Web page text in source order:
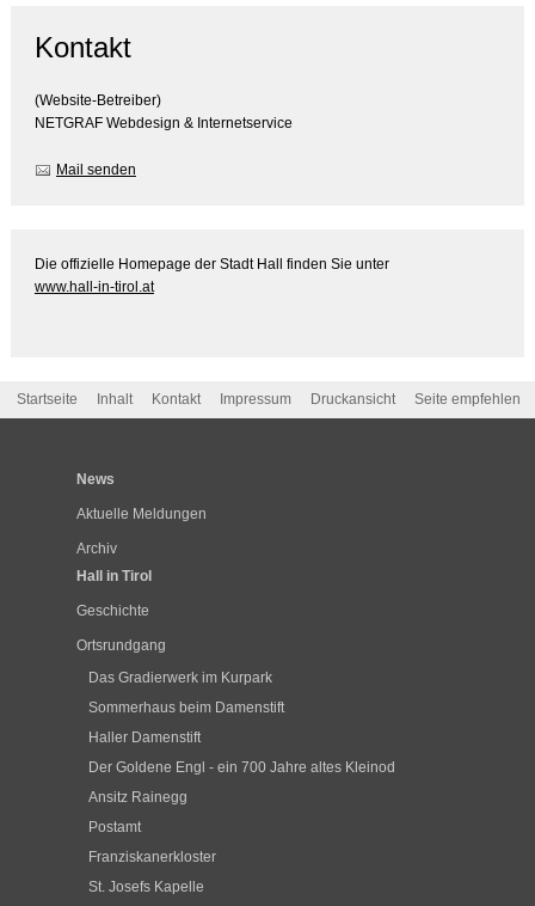
Kontakt
(Website-Betreiber)
NETGRAF Webdesign & Internetservice
Mail senden
Die offizielle Homepage der Stadt Hall finden Sie unter
www.hall-in-tirol.at
Startseite Inhalt Kontakt Impressum Druckansicht Seite empfehlen
News
Aktuelle Meldungen
Archiv
Hall in Tirol
Geschichte
Ortsrundgang
Das Gradierwerk im Kurpark
Sommerhaus beim Damenstift
Haller Damenstift
Der Goldene Engl - ein 700 Jahre altes Kleinod
Ansitz Rainegg
Postamt
Franziskanerkloster
St. Josefs Kapelle